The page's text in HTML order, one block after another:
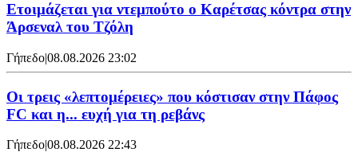
Ετοιμάζεται για ντεμπούτο ο Καρέτσας κόντρα στην
Άρσεναλ του Τζόλη
Γήπεδο|08.08.2026 23:02
Οι τρεις «λεπτομέρειες» που κόστισαν στην Πάφος
FC και η... ευχή για τη ρεβάνς
Γήπεδο|08.08.2026 22:43